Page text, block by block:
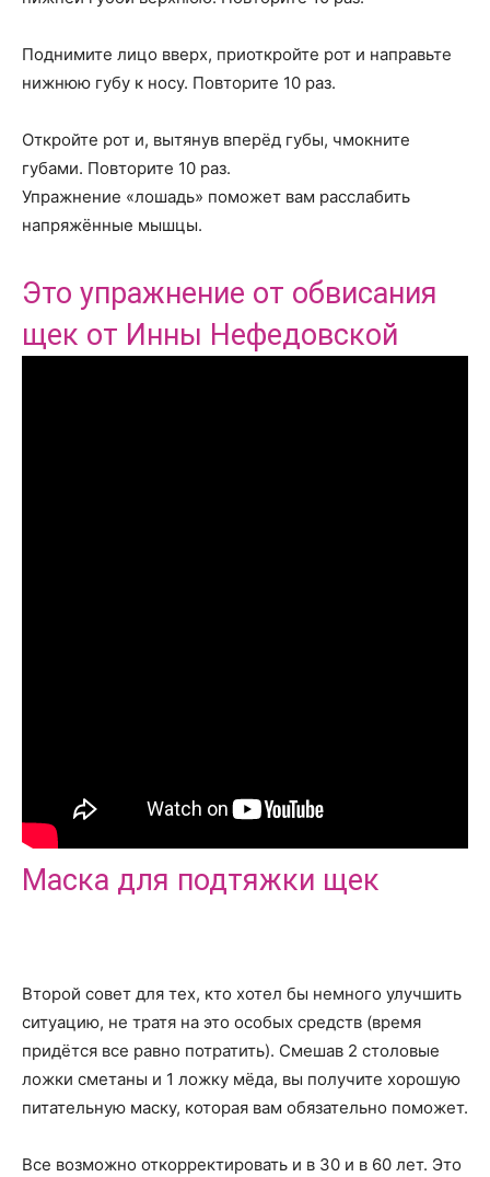
Поднимите лицо вверх, приоткройте рот и направьте
нижнюю губу к носу. Повторите 10 раз.
Откройте рот и, вытянув вперёд губы, чмокните
губами. Повторите 10 раз.
Упражнение «лошадь» поможет вам расслабить
напряжённые мышцы.
Это упражнение от обвисания
щек от Инны Нефедовской
Маска для подтяжки щек
Второй совет для тех, кто хотел бы немного улучшить
ситуацию, не тратя на это особых средств (время
придётся все равно потратить). Смешав 2 столовые
ложки сметаны и 1 ложку мёда, вы получите хорошую
питательную маску, которая вам обязательно поможет.
Все возможно откорректировать и в 30 и в 60 лет. Это